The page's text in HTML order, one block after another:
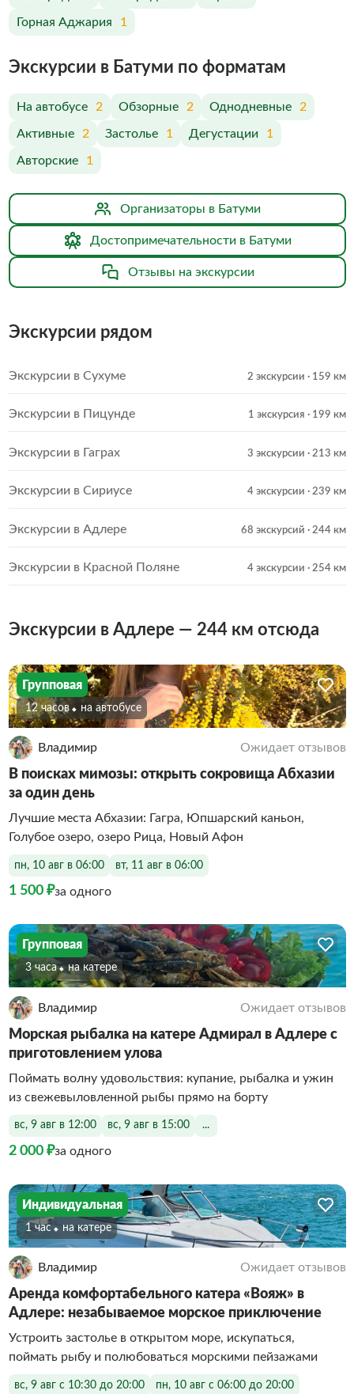
Горная Аджария 1
Экскурсии в Батуми по форматам
На автобусе 2 Обзорные 2 Однодневные 2
Активные 2 Застолье 1 Дегустации 1
Авторские 1
Организаторы в Батуми
Достопримечательности в Батуми
Отзывы на экскурсии
Экскурсии рядом
Экскурсии в Сухуме 2 экскурсии · 159 км
Экскурсии в Пицунде 1 экскурсия · 199 км
Экскурсии в Гаграх 3 экскурсии · 213 км
Экскурсии в Сириусе 4 экскурсии · 239 км
Экскурсии в Адлере 68 экскурсий · 244 км
Экскурсии в Красной Поляне 4 экскурсии · 254 км
Экскурсии в Адлере — 244 км отсюда
Групповая
12 часов На автобусе
Владимир Ожидает отзывов
В поисках мимозы: открыть сокровища Абхазии
за один день
Лучшие места Абхазии: Гагра, Юпшарский каньон,
Голубое озеро, озеро Рица, Новый Афон
пн, 10 авг в 06:00 вт, 11 авг в 06:00
1 500 ₽за одного
Групповая
3 часа На катере
Владимир Ожидает отзывов
Морская рыбалка на катере Адмирал в Адлере с
приготовлением улова
Поймать волну удовольствия: купание, рыбалка и ужин
из свежевыловленной рыбы прямо на борту
вс, 9 авг в 12:00 вс, 9 авг в 15:00 ...
2 000 ₽за одного
Индивидуальная
1 час На катере
Владимир Ожидает отзывов
Аренда комфортабельного катера «Вояж» в
Адлере: незабываемое морское приключение
Устроить застолье в открытом море, искупаться,
поймать рыбу и полюбоваться морскими пейзажами
вс, 9 авг с 10:30 до 20:00 пн, 10 авг с 06:00 до 20:00